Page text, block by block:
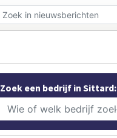
Zoek een bedrijf in Sittard: